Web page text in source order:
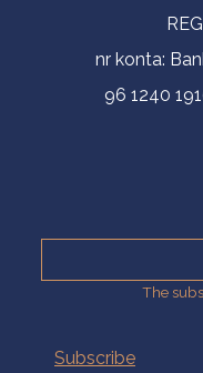
nr konta:
96 1240
The